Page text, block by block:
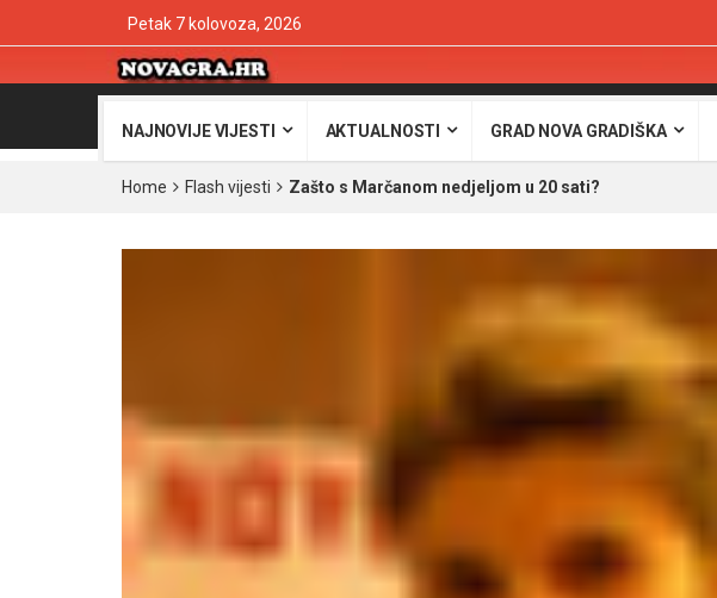
Petak 7 kolovoza, 2026
NAJNOVIJE VIJESTI AKTUALNOSTI GRAD NOVA GRADIŠKA
Home Flash vijesti Zašto s Marčanom nedjeljom u 20 sati?